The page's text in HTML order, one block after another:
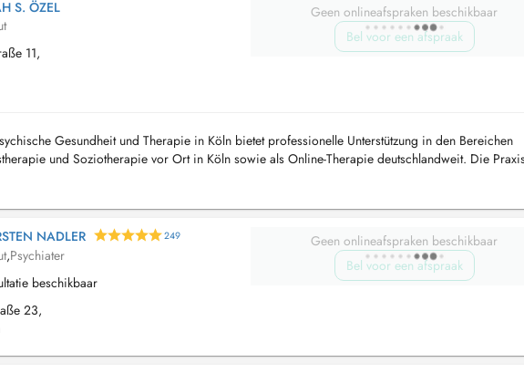
S. ÖZEL
11,
Geen onlineafspraken beschikbaar
Bel voor een afspraak
Gesundheit und Therapie in Köln bietet professionelle Unterstützung in den Bereichen
und Soziotherapie vor Ort in Köln sowie als Online-Therapie deutschlandweit. Die
bei Erwachsenen...
NADLER 249
,Psychiater
beschikbaar
23,
Geen onlineafspraken beschikbaar
Bel voor een afspraak